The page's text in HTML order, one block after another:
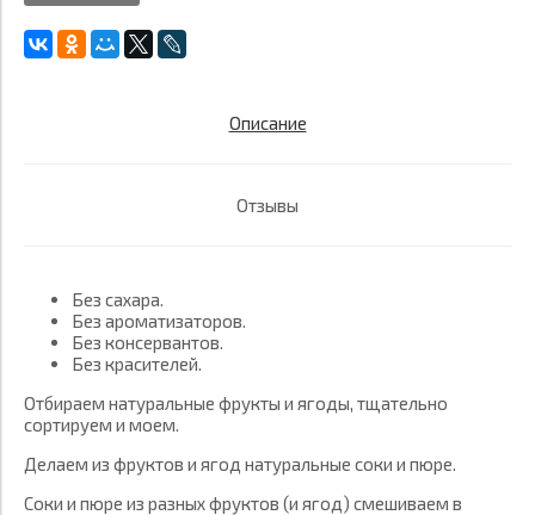
Описание
Отзывы
Без сахара.
Без ароматизаторов.
Без консервантов.
Без красителей.
Отбираем натуральные фрукты и ягоды, тщательно
сортируем и моем.
Делаем из фруктов и ягод натуральные соки и пюре.
Соки и пюре из разных фруктов (и ягод) смешиваем в